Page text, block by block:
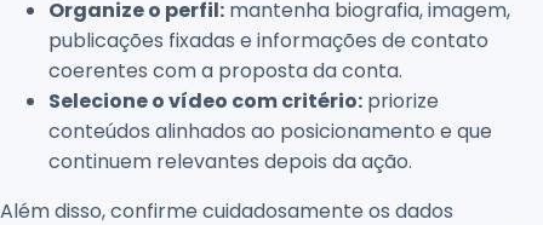
Organize o perfil: mantenha biografia, imagem,
publicações fixadas e informações de contato
coerentes com a proposta da conta.
Selecione o vídeo com critério: priorize
conteúdos alinhados ao posicionamento e que
continuem relevantes depois da ação.
Além disso, confirme cuidadosamente os dados